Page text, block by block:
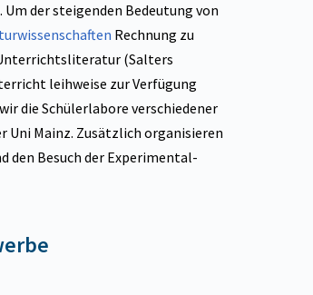
der steigenden Bedeutung von
Rechnung zu
(Salters
leihweise zur Verfügung
die Schülerlabore verschiedener
Uni Mainz. Zusätzlich organisieren
den Besuch der Experimental-